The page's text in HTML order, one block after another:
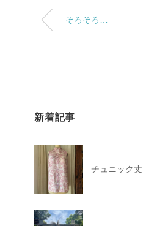
そろそろ…
新着記事
チュニック丈